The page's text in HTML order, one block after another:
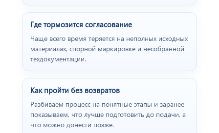
Где тормозится согласование
Чаще всего время теряется на неполных исходных
материалах, спорной маркировке и несобранной
техдокументации.
Как пройти без возвратов
Разбиваем процесс на понятные этапы и заранее
показываем, что лучше подготовить до подачи, а
что можно донести позже.